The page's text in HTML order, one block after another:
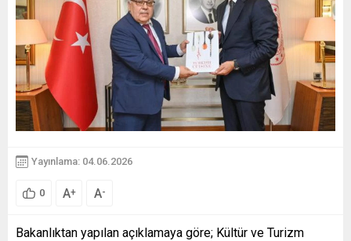
Yayınlama: 04.06.2026
0 A+ A-
Bakanlıktan yapılan açıklamaya göre; Kültür ve Turizm